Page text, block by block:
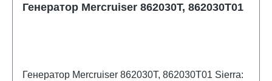
Генератор Mercruiser 862030T, 862030T01
Генератор Mercruiser 862030T, 862030T01 Sierra: